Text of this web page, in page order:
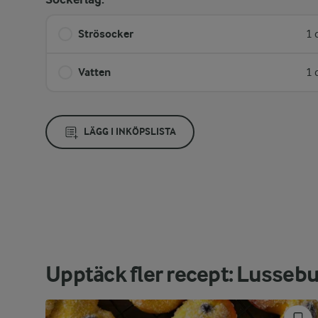
Strösocker 1
Vatten 1
LÄGG I INKÖPSLISTA
Upptäck fler recept: